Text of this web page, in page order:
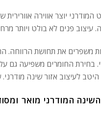
יוצר אווירה
משפרים את תחושת הרווחה.
בחירת החומרים משפיעה גם
המודרני מואר